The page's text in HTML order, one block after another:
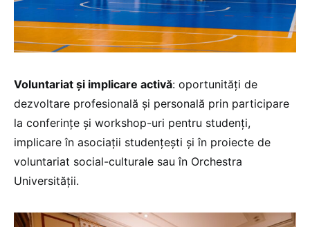
Voluntariat și implicare activă: oportunități de
dezvoltare profesională și personală prin participare
la conferințe și workshop-uri pentru studenți,
implicare în asociații studențești și în proiecte de
voluntariat social-culturale sau în Orchestra
Universității.